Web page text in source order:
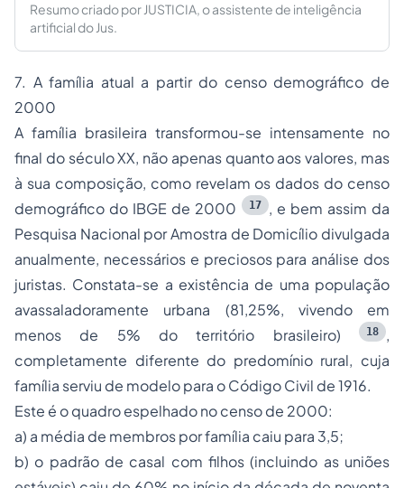
Resumo criado por JUSTICIA, o assistente de inteligência
artificial do Jus.
7. A família atual a partir do censo demográfico de
2000
A família brasileira transformou-se intensamente no
final do século XX, não apenas quanto aos valores, mas
à sua composição, como revelam os dados do censo
demográfico do IBGE de 2000
17 , e bem assim da
Pesquisa Nacional por Amostra de Domicílio divulgada
anualmente, necessários e preciosos para análise dos
juristas. Constata-se a existência de uma população
avassaladoramente urbana (81,25%, vivendo em
menos de 5% do território brasileiro)
18
,
completamente diferente do predomínio rural, cuja
família serviu de modelo para o Código Civil de 1916.
Este é o quadro espelhado no censo de 2000:
a) a média de membros por família caiu para 3,5;
b) o padrão de casal com filhos (incluindo as uniões